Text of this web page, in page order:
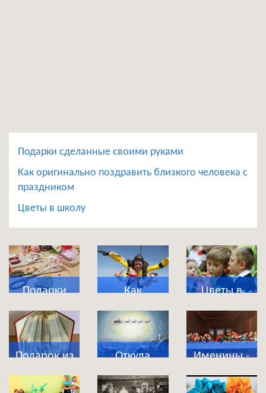
Подарки сделанные своими руками
Как оригинально поздравить близкого человека с
праздником
Цветы в школу
Подарки
сделанные
своими
руками
Как
оригинально
поздравить
близкого
человека с
праздником
Цветы в
школу
Подарок из
магазина
приколов
Откуда
появились
новогодние
Именины -
что это за
праздник?